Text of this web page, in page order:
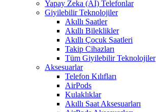
Yapay Zeka (AI) Telefonlar
Giyilebilir Teknolojiler
Akıllı Saatler
Akıllı Bileklikler
Akıllı Çocuk Saatleri
Takip Cihazları
Tüm Giyilebilir Teknolojiler
Aksesuarlar
Telefon Kılıfları
AirPods
Kulaklıklar
Akıllı Saat Aksesuarları